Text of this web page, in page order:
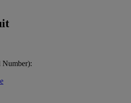
Number):